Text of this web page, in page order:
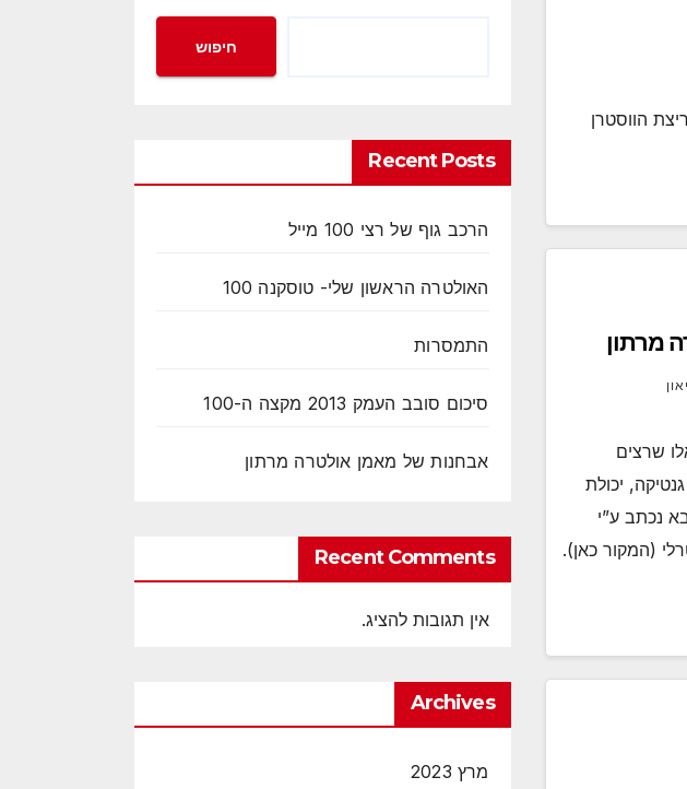
הווסטרן
מרתון
שרצים
יכולת
נכתב ע”י
(המקור כאן).
חיפוש
Recent Posts
הרכב גוף של רצי 100 מייל
האולטרה הראשון שלי- טוסקנה 100
התמסרות
סיכום סובב העמק 2013 מקצה ה-100
אבחנות של מאמן אולטרה מרתון
Recent Comments
אין תגובות להציג.
Archives
מרץ 2023